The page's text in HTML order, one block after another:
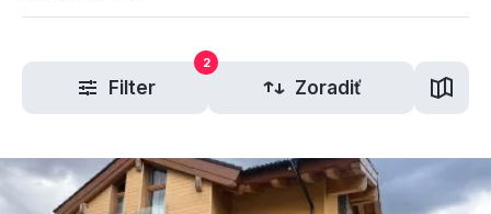
Filter
2
Zoradiť